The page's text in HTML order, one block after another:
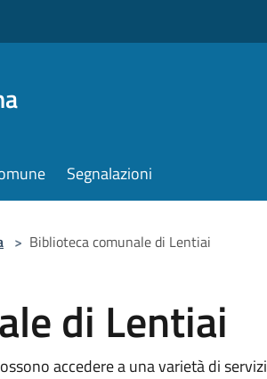
Segnalazioni
> Biblioteca comunale di Lentiai
di Lentiai
accedere a una varietà di servizi